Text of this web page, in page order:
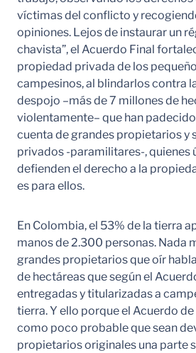
víctimas del conflicto y
opiniones. Lejos de instaurar un
chavista”, el Acuerdo Final
propiedad privada de los
campesinos, al blindarlos contra
despojo –más de 7 millones de
violentamente– que han
cuenta de grandes propietarios y
privados -paramilitares-, quienes
defienden el derecho a la
es para ellos.
En Colombia, el 53% de la tierra
manos de 2.300 personas. Nada
grandes propietarios que oír
de hectáreas que según el
entregadas y titularizadas a
tierra. Y ello porque el Acuerdo
como poco probable que sean
propietarios originales una parte